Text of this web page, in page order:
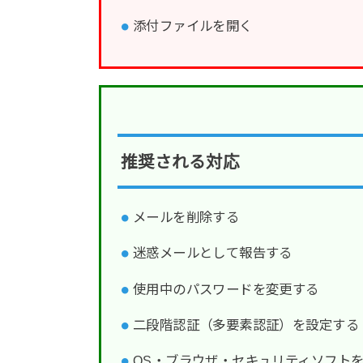
添付ファイルを開く
推奨される対応
メールを削除する
迷惑メールとして報告する
使用中のパスワードを変更する
二段階認証（多要素認証）を設定する